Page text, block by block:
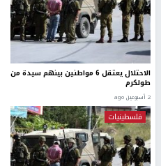
الاحتلال يعتقل 6 مواطنين بينهم سيدة من
طولكرم
2 أسبوعين ago
فلسطينيات